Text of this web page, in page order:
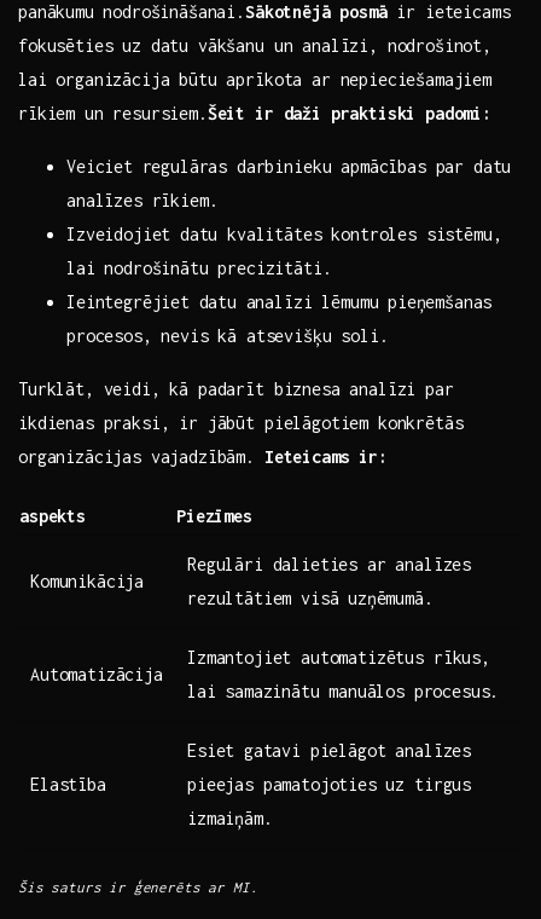
panākumu ⁣nodrošināšanai.Sākotnējā posmāir ieteicams
‍fokusēties uz datu vākšanu‍ un analīzi, nodrošinot,
lai‌ organizācija būtu aprīkota ar ​nepieciešamajiem
rīkiem un resursiem.Šeit ir daži praktiski padomi:
Veiciet⁤ regulāras darbinieku apmācības par datu
analīzes rīkiem.
Izveidojiet ⁢datu kvalitātes kontroles sistēmu,⁤
lai nodrošinātu precizitāti.
Ieintegrējiet⁢ datu ⁣analīzi lēmumu⁣ pieņemšanas
procesos, nevis kā atsevišķu soli.
Turklāt, veidi, kā padarīt biznesa analīzi par
ikdienas praksi, ir jābūt pielāgotiem konkrētās
organizācijas vajadzībām.‌ Ieteicams ir:
aspekts Piezīmes
Komunikācija
Regulāri dalieties⁤ ar analīzes
rezultātiem visā ⁤uzņēmumā.
Automatizācija
Izmantojiet‍ automatizētus rīkus,
⁢lai ‌samazinātu⁢ manuālos ⁢procesus.
Elastība
Esiet⁢ gatavi pielāgot analīzes
pieejas pamatojoties ⁢uz tirgus
izmaiņām.
Šis saturs ir ģenerēts‍ ar MI.